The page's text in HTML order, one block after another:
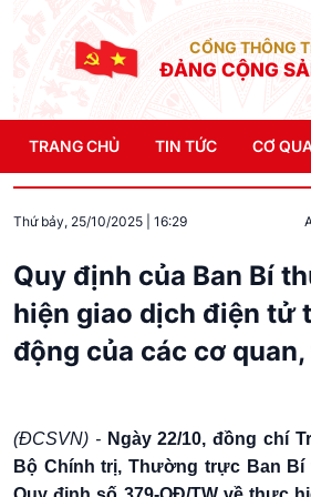
CỔNG THÔNG
ĐẢNG CỘNG
TRANG CHỦ TIN TỨC CƠ
Thứ bảy, 25/10/2025 16:29
Quy định của Ban Bí
hiện giao dịch điện tử
động của các cơ
(ĐCSVN) - Ngày 22/10, đồng chí
Bộ Chính trị, Thường trực Ban